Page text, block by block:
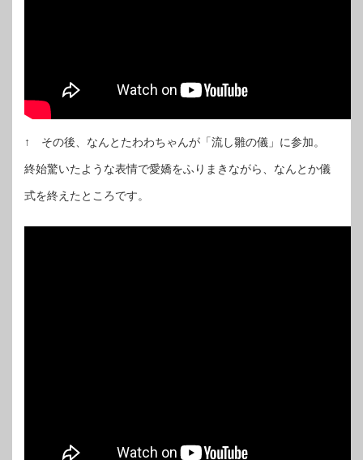
↑ その後、なんとたわわちゃんが「流し雛の儀」に参加。
終始驚いたような表情で愛嬌をふりまきながら、なんとか儀
式を終えたところです。